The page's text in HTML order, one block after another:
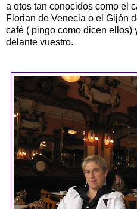
a otos tan conocidos como el
Florian de Venecia o el Gijón
café ( pingo como dicen ellos)
delante vuestro.